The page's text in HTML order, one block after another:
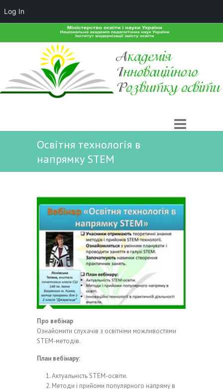
Освітня технологія в
напрямку STEM
Про вебінар
Ознайомити слухачів з освітніми можливостями
STEM-методів.
План вебінару:
Актуальність STEM-освіти.
Методи і прийоми популярного напряму в
Log In